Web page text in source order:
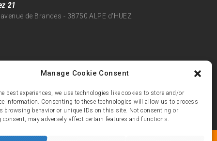
Manage Cookie Consent
best experiences, we use technologies like cookies to store and/or
information. Consenting to these technologies will allow us to process
browsing behavior or unique IDs on this site. Not consenting or
may adversely affect certain features and functions.
21
de Brandes - 38750 ALPE d'HUEZ